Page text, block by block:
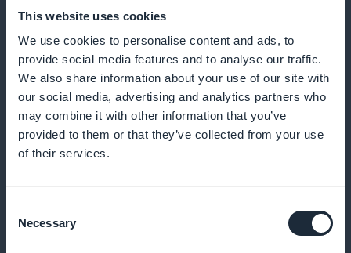
This website uses cookies
We use cookies to personalise content and ads, to
provide social media features and to analyse our traffic.
We also share information about your use of our site with
our social media, advertising and analytics partners who
may combine it with other information that you’ve
provided to them or that they’ve collected from your use
of their services.
Selection
Necessary
melhorando sua compreensão geral
Promoção eficaz na página inicial
incentivando as assinaturas e o envolvimento direto